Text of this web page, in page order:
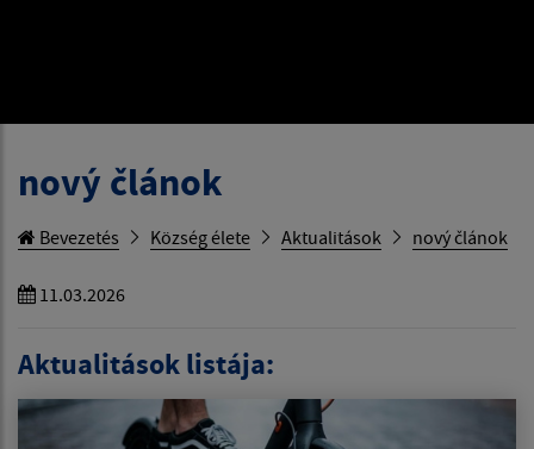
nový článok
Bevezetés Község élete Aktualitások nový článok
11.03.2026
Aktualitások listája: